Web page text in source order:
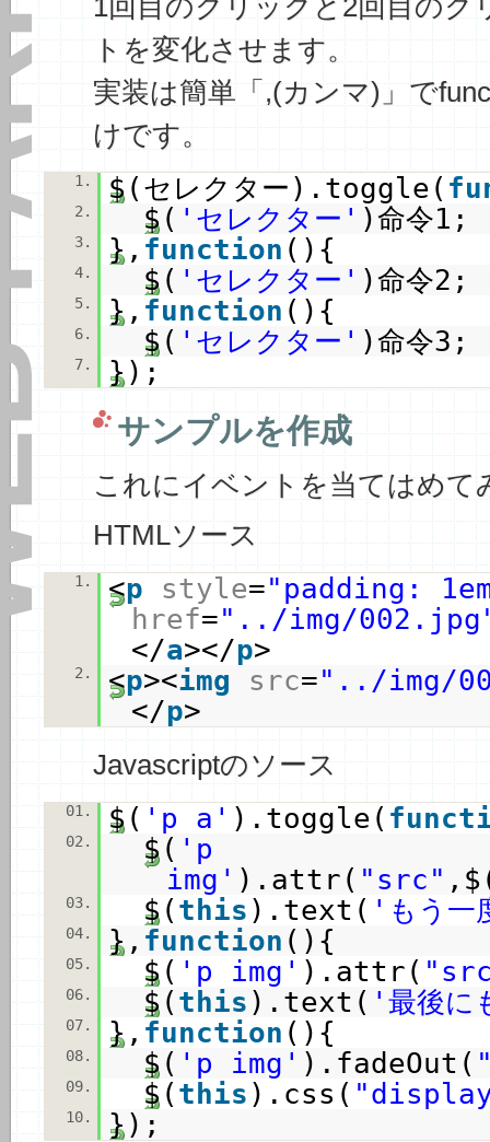
トを変化させます。
実装は簡単「,(カンマ)」で
けです。
1. $(セレクター).toggle(
2. $( 'セレクター' )命令1;
3. }, function (){
4. $( 'セレクター' )命令2;
5. }, function (){
6. $( 'セレクター' )命令3;
7. });
サンプルを作成
これにイベントを当てはめて
HTMLソース
1. <p style="padding:
href="../img/
</a></p>
2. <p><img src="../img/
</p>
Javascriptのソース
01. $( 'p a' ).toggle(
02. $( 'p
img' ).attr( "src"
03. $( this ).text( 'もう一
04. }, function (){
05. $( 'p img' ).attr(
06. $( this ).text( '最後に
07. }, function (){
08. $( 'p img' ).fadeOut(
09. $( this ).css(
10. });